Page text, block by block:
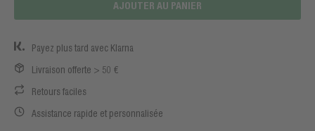
AJOUTER AU PANIER
Payez plus tard avec Klarna
Livraison offerte > 50 €
Retours faciles
Assistance rapide et personnalisée